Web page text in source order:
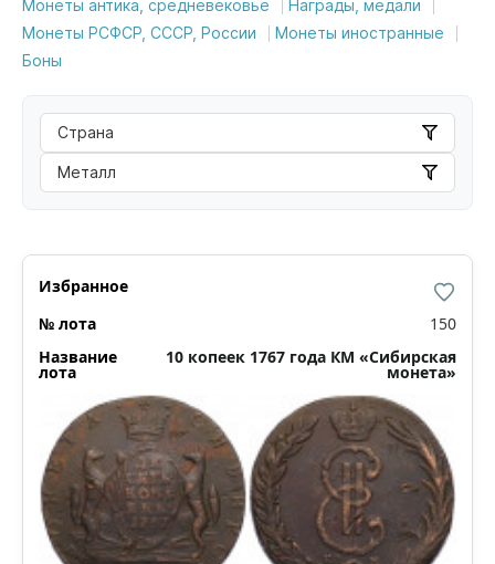
Монеты антика, средневековье
Награды, медали
Монеты РСФСР, СССР, России
Монеты иностранные
Боны
Страна
Металл
150
10 копеек 1767 года КМ «Сибирская
монета»